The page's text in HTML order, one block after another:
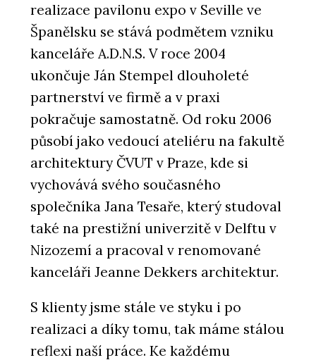
realizace pavilonu expo v Seville ve
Španělsku se stává podmětem vzniku
kanceláře A.D.N.S. V roce 2004
ukončuje Ján Stempel dlouholeté
partnerství ve firmě a v praxi
pokračuje samostatně. Od roku 2006
působí jako vedoucí ateliéru na fakultě
architektury ČVUT v Praze, kde si
vychovává svého současného
společníka Jana Tesaře, který studoval
také na prestižní univerzitě v Delftu v
Nizozemí a pracoval v renomované
kanceláři Jeanne Dekkers architektur.
S klienty jsme stále ve styku i po
realizaci a díky tomu, tak máme stálou
reflexi naší práce. Ke každému